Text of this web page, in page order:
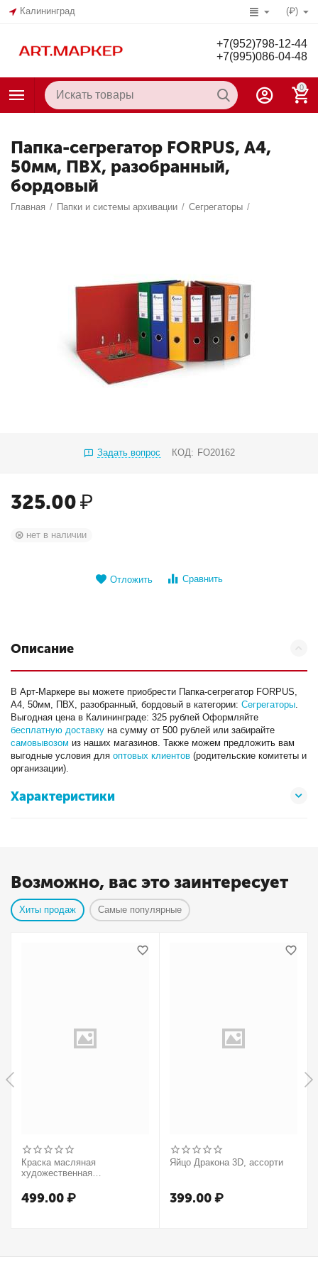
Калининград (₽)
+7(952)798-12-44
+7(995)086-04-48
0
Папка-сегрегатор FORPUS, А4,
50мм, ПВХ, разобранный,
бордовый
Главная / Папки и системы архивации / Сегрегаторы /
Задать вопрос КОД: FO20162
325.00₽
нет в наличии
Отложить Сравнить
Описание
В Арт-Маркере вы можете приобрести Папка-сегрегатор FORPUS,
А4, 50мм, ПВХ, разобранный, бордовый в категории:Сегрегаторы.
Выгодная цена в Калининграде: 325 рублей Оформляйте
бесплатную доставку на сумму от 500 рублей или забирайте
самовывозом из наших магазинов. Также можем предложить вам
выгодные условия дляоптовых клиентов (родительские комитеты и
организации).
Характеристики
Возможно, вас это заинтересует
Хиты продаж Самые популярные
Краска масляная
художественная
37мл, туба, оранжевый
499.00₽
Яйцо Дракона 3D, ассорти
399.00₽